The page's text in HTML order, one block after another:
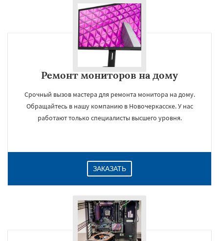
Ремонт мониторов на дому
Срочный вызов мастера для ремонта монитора на дому.
Обращайтесь в нашу компанию в Новочеркасске. У нас
работают только специалисты высшего уровня.
ЗАКАЗАТЬ